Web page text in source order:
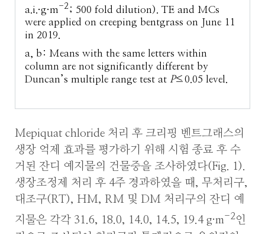
a.i.·g·m -2; 500 fold dilution). TE and MCs
were applied on creeping bentgrass on June 11
in 2019.
a, b: Means with the same letters within
column are not significantly different by
Duncan’s multiple range test at P≤0.05 level.
Mepiquat chloride 처리 후 크리핑 벤트그래스의
생장 억제 효과를 평가하기 위해 시험 종료 후 수
거된 잔디 예지물의 건물중을 조사하였다(Fig. 1).
생장조정제 처리 후 4주 경과하였을 때, 무처리구,
대조구(RT), HM, RM 및 DM 처리구의 잔디 예
지물은 각각 31.6, 18.0, 14.0, 14.5, 19.4 g·m-2인